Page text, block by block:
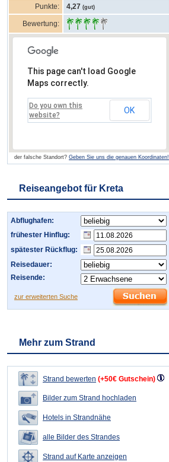
Punkte:
4,27 (gut)
Bewertung:
This page can't load Google
Maps correctly.
Do you own this
website?
OK
der falsche Standort? Geben Sie uns die genauen Koordinaten!
Reiseangebot für Kreta
Abflughafen:
frühester Hinflug:
spätester Rückflug:
Reisedauer:
Reisende:
zur erweiterten Suche
Mehr zum Strand
Strand bewerten (+50€ Gutschein)
Bilder zum Strand hochladen
Hotels in Strandnähe
alle Bilder des Strandes
Strand auf Karte anzeigen